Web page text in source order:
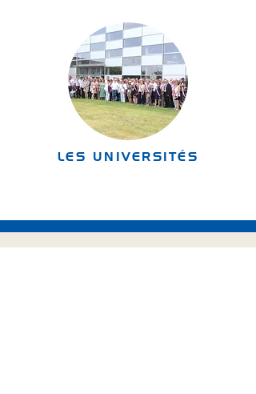
LES UNIVERSITÉS